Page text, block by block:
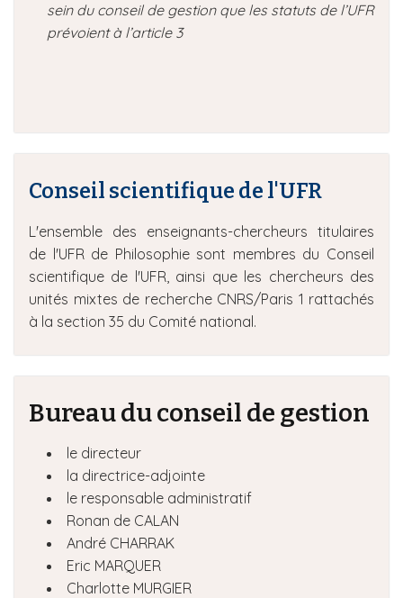
sein du conseil de gestion que les statuts de l’UFR
prévoient à l’article 3
Conseil scientifique de l'UFR
L'ensemble des enseignants-chercheurs titulaires
de l'UFR de Philosophie sont membres du Conseil
scientifique de l'UFR, ainsi que les chercheurs des
unités mixtes de recherche CNRS/Paris 1 rattachés
à la section 35 du Comité national.
Bureau du conseil de gestion
le directeur
la directrice-adjointe
le responsable administratif
Ronan de CALAN
André CHARRAK
Eric MARQUER
Charlotte MURGIER